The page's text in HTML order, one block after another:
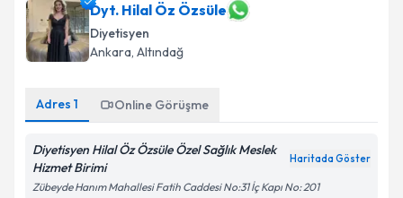
Dyt. Hilal Öz Özsüle
Diyetisyen
Ankara, Altındağ
Adres 1 Online Görüşme
Diyetisyen Hilal Öz Özsüle Özel Sağlık Meslek
Hizmet Birimi
Haritada Göster
Zübeyde Hanım Mahallesi Fatih Caddesi No:31 İç Kapı No: 201